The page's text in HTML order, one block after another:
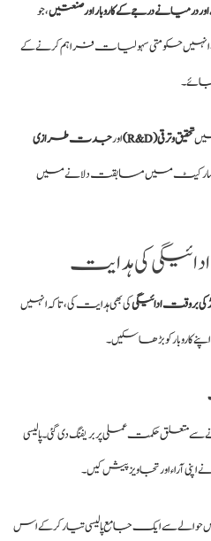
درمیانے درجے کے کاروبار اور صنعتیں، جو
حکومتی سہولیات فراہم کرنے کے
تحقیق و ترقی (R&D) اورجدت طرازی
مارکیٹ میں مسابقت دلانے میں
کی ہدایت
کی بروقت ادائیگیکی بھی ہدایت کی، تاکہ انہیں
کاروبار کو بڑھا سکیں۔
حکمت عملی پر بریفنگ دی گئی۔ پالیسی
آراء اور تجاویز پیش کیں۔
حوالے سے ایک جامع پالیسی تیار کر کے اس